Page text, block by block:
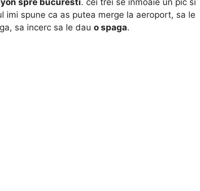
spune ca as putea merge la aeroport, sa le
sa incerc sa le dau o spaga.